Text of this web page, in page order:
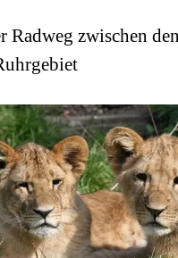
Radweg zwischen